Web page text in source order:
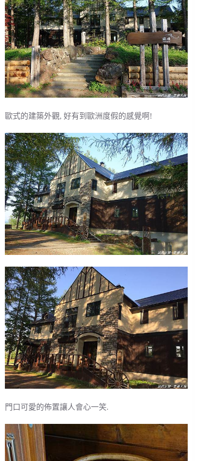
歐式的建築外觀, 好有到歐洲度假的感覺啊!
門口可愛的佈置讓人會心一笑.